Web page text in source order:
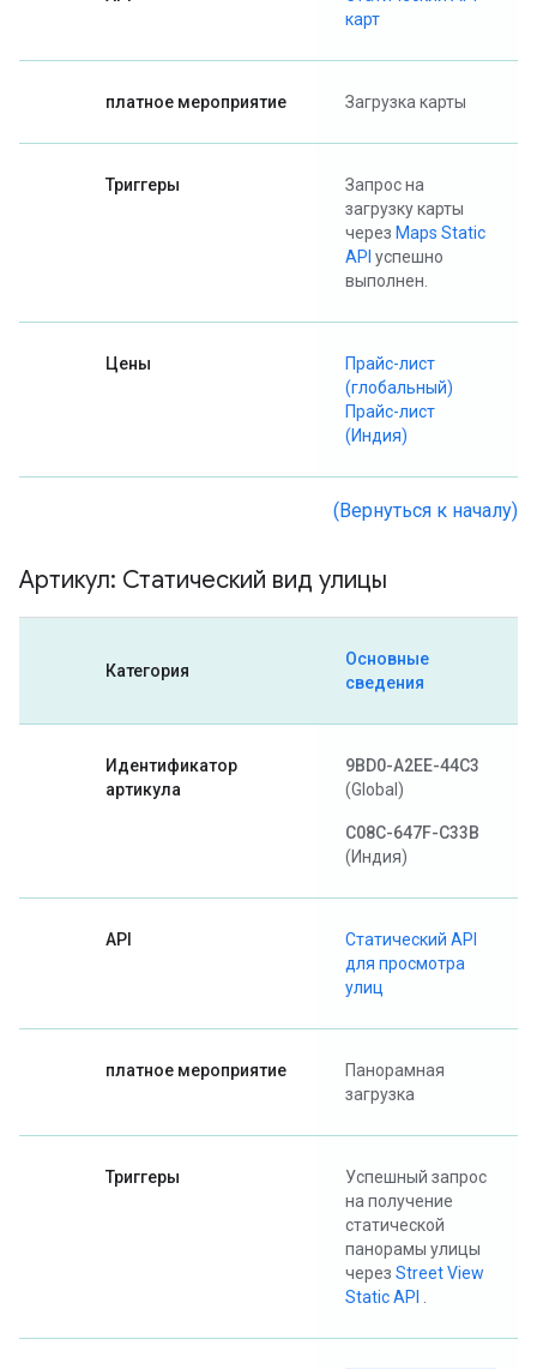
карт
платное мероприятие Загрузка карты
Триггеры
Запрос на
загрузку карты
через Maps Static
API успешно
выполнен.
Цены
Прайс-лист
(глобальный)
Прайс-лист
(Индия)
(Вернуться к началу)
Артикул: Статический вид улицы
Категория
Основные
сведения
Идентификатор
артикула
9BD0-A2EE-44C3
(Global)
C08C-647F-C33B
(Индия)
API
Статический API
для просмотра
улиц
платное мероприятие
Панорамная
загрузка
Триггеры
Успешный запрос
на получение
статической
панорамы улицы
через Street View
Static API